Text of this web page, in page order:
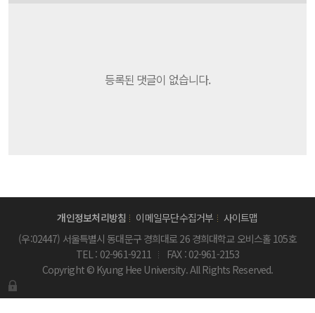
등록된 댓글이 없습니다.
개인정보처리방침 이메일무단수집거부
사이트맵
(우:02447) 서울특별시 동대문구 경희대로 26 경희대학교 오비스홀 105호
TEL : 02-961-9211
FAX : 02-961-2153
Copyright © Kyung Hee University. All Rights Reserved.